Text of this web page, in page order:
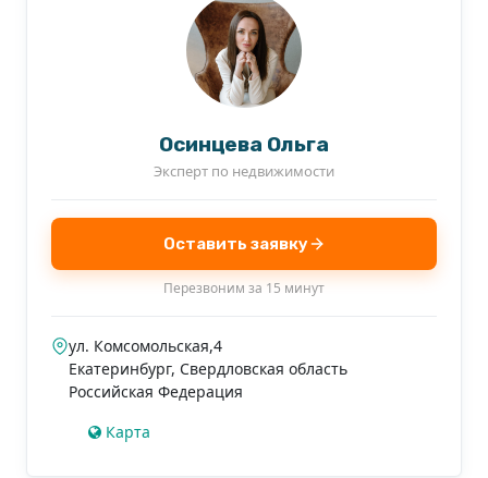
Осинцева Ольга
Эксперт по недвижимости
Оставить заявку
Перезвоним за 15 минут
ул. Комсомольская,4
Екатеринбург, Свердловская область
Российская Федерация
Карта